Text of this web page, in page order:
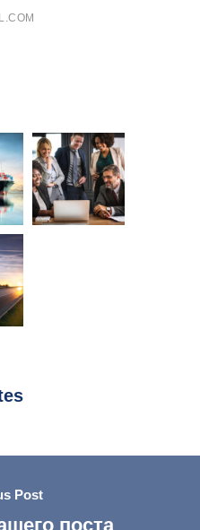
Post
поста